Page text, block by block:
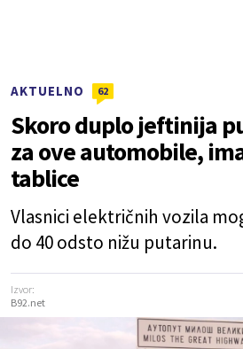
AKTUELNO 62
Skoro duplo jeftinija
za ove automobile,
tablice
Vlasnici električnih vozila
do 40 odsto nižu putarinu.
Izvor:
B92.net